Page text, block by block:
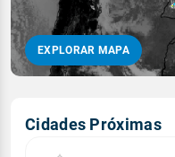
EXPLORAR MAPA
Cidades Próximas